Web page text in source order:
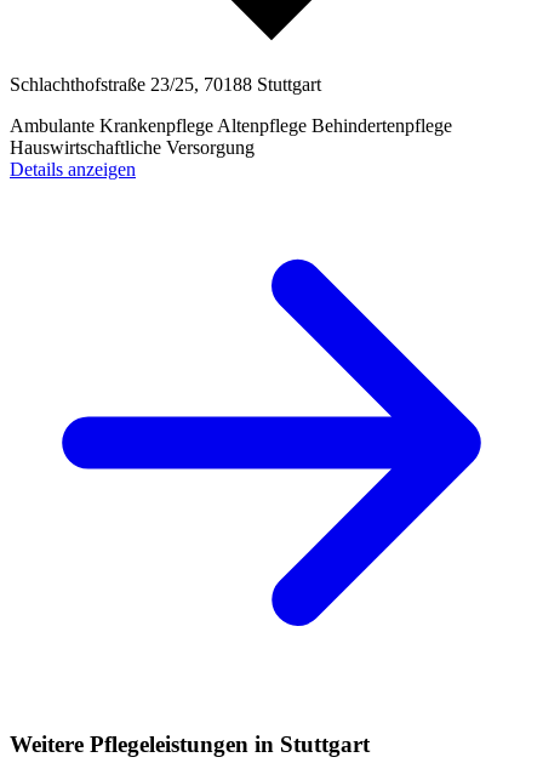
Schlachthofstraße 23/25, 70188 Stuttgart
Ambulante Krankenpflege Altenpflege Behindertenpflege
Hauswirtschaftliche Versorgung
Details anzeigen
Weitere Pflegeleistungen in Stuttgart